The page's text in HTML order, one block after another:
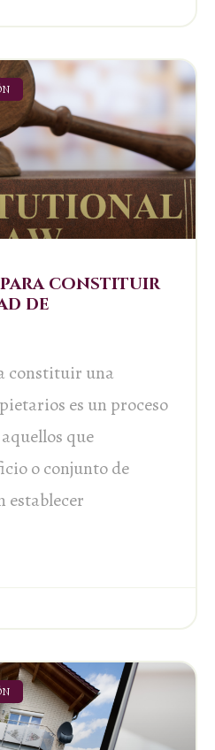
para constituir
de
constituir una
es un proceso
que
o conjunto de
establecer